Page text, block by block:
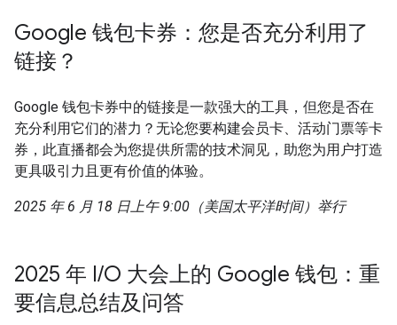
Google 钱包卡券：您是否充分利用了
链接？
Google 钱包卡券中的链接是一款强大的工具，但您是否在
充分利用它们的潜力？无论您要构建会员卡、活动门票等卡
券，此直播都会为您提供所需的技术洞见，助您为用户打造
更具吸引力且更有价值的体验。
2025 年 6 月 18 日上午 9:00（美国太平洋时间）举行
2025 年 I/O 大会上的 Google 钱包：重
要信息总结及问答